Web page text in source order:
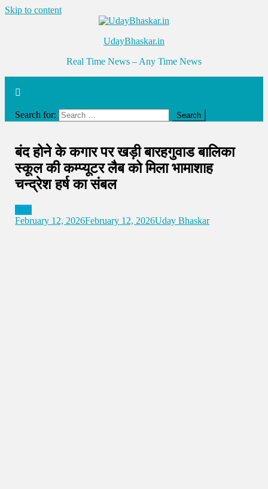
Skip to content
UdayBhaskar.in
Real Time News – Any Time News
Search for:
बंद होने के कगार पर खड़ी बारहगुवाड बालिका
स्कूल की कम्प्यूटर लैब को मिला भामाशाह
चन्द्रेश हर्ष का संबल
शिक्षा
February 12, 2026February 12, 2026Uday Bhaskar